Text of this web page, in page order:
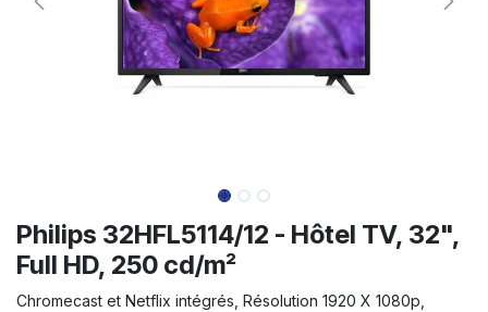
Philips 32HFL5114/12 - Hôtel TV, 32",
Full HD, 250 cd/m²
Chromecast et Netflix intégrés, Résolution 1920 X 1080p,